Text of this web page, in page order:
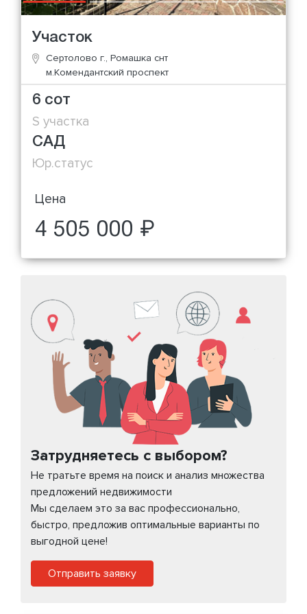
Участок
Сертолово г., Ромашка снт
м.Комендантский проспект
6 сот
S участка
САД
Юр.статус
Цена
4 505 000 ₽
Затрудняетесь с выбором?
Не тратьте время на поиск и анализ множества
предложений недвижимости
Мы сделаем это за вас профессионально,
быстро, предложив оптимальные варианты по
выгодной цене!
Отправить заявку